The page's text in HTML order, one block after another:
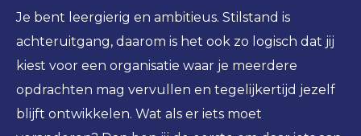
Je bent leergierig en ambitieus. Stilstand is
achteruitgang, daarom is het ook zo logisch dat jij
kiest voor een organisatie waar je meerdere
opdrachten mag vervullen en tegelijkertijd jezelf
blijft ontwikkelen. Wat als er iets moet